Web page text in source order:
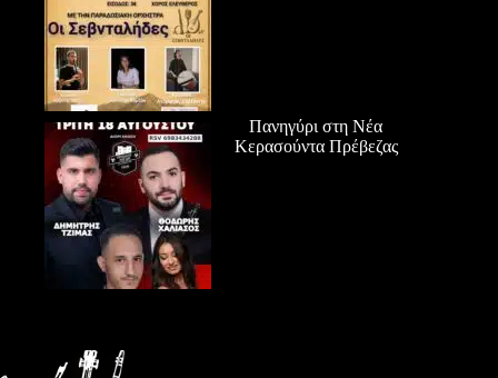
Πανηγύρι στη Νέα
Κερασούντα Πρέβεζας